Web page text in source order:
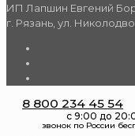
ИП Лапшин Евгений
г. Рязань, ул.
8 800 234 45 54